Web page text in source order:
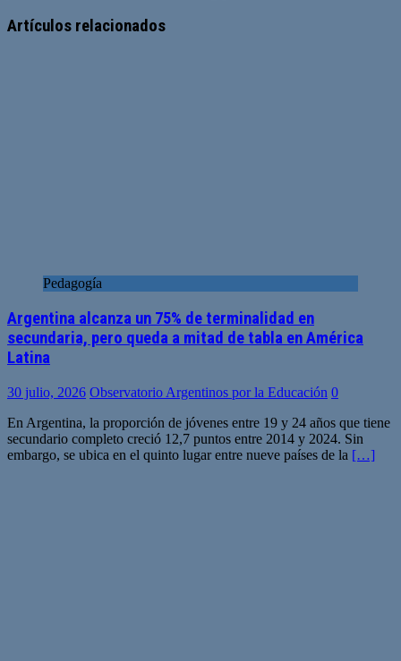
Artículos relacionados
Pedagogía
Argentina alcanza un 75% de terminalidad en
secundaria, pero queda a mitad de tabla en América
Latina
30 julio, 2026 Observatorio Argentinos por la Educación 0
En Argentina, la proporción de jóvenes entre 19 y 24 años que tiene
secundario completo creció 12,7 puntos entre 2014 y 2024. Sin
embargo, se ubica en el quinto lugar entre nueve países de la […]